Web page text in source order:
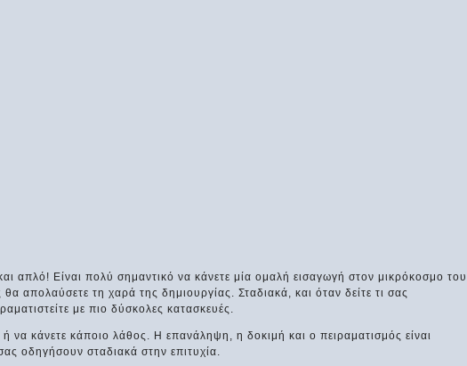
απλό! Είναι πολύ σημαντικό να κάνετε μία ομαλή εισαγωγή στον μικρόκοσμο του
απολαύσετε τη χαρά της δημιουργίας. Σταδιακά, και όταν δείτε τι σας
με πιο δύσκολες κατασκευές.
να κάνετε κάποιο λάθος. Η επανάληψη, η δοκιμή και ο πειραματισμός είναι
οδηγήσουν σταδιακά στην επιτυχία.